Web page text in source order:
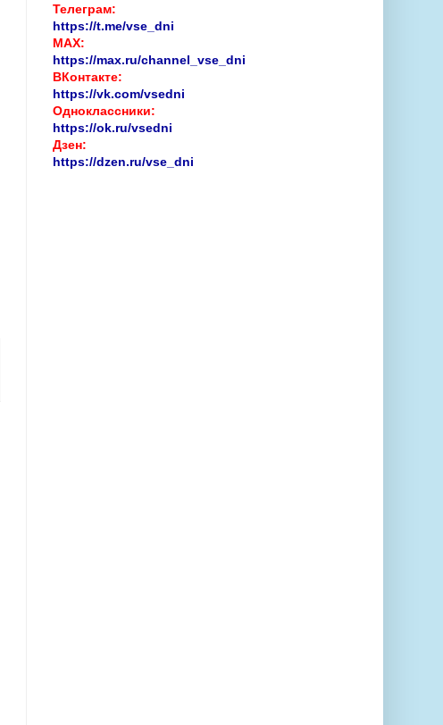
Телеграм:
https://t.me/vse_dni
MAX:
https://max.ru/channel_vse_dni
ВКонтакте:
https://vk.com/vsedni
Одноклассники:
https://ok.ru/vsedni
Дзен:
https://dzen.ru/vse_dni